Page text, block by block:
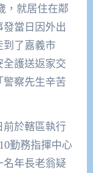
，就居住在鄰
當日因外出
了嘉義市
護送返家交
察先生辛苦
於轄區執行
勤務指揮中心
年長老翁疑